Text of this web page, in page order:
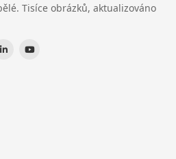
Tisíce obrázků, aktualizováno